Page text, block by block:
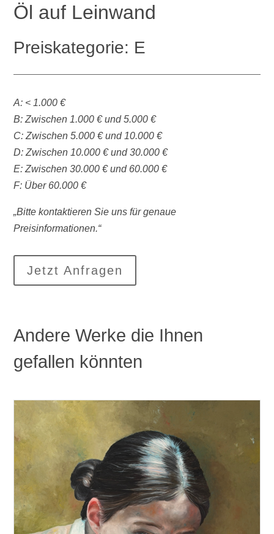
Öl auf Leinwand
Preiskategorie: E
A: < 1.000 €
B: Zwischen 1.000 € und 5.000 €
C: Zwischen 5.000 € und 10.000 €
D: Zwischen 10.000 € und 30.000 €
E: Zwischen 30.000 € und 60.000 €
F: Über 60.000 €
„Bitte kontaktieren Sie uns für genaue
Preisinformationen.“
Jetzt Anfragen
Andere Werke die Ihnen
gefallen könnten